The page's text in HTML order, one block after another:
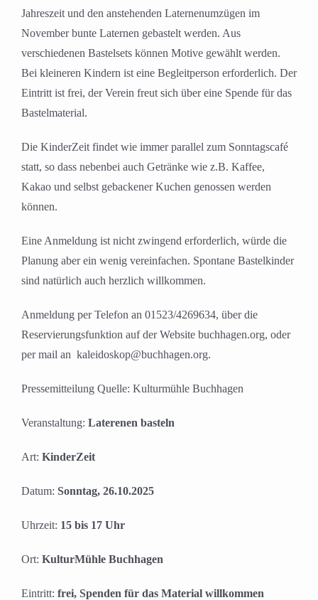
Jahreszeit und den anstehenden Laternenumzügen im
November bunte Laternen gebastelt werden. Aus
verschiedenen Bastelsets können Motive gewählt werden.
Bei kleineren Kindern ist eine Begleitperson erforderlich. Der
Eintritt ist frei, der Verein freut sich über eine Spende für das
Bastelmaterial.
Die KinderZeit findet wie immer parallel zum Sonntagscafé
statt, so dass nebenbei auch Getränke wie z.B. Kaffee,
Kakao und selbst gebackener Kuchen genossen werden
können.
Eine Anmeldung ist nicht zwingend erforderlich, würde die
Planung aber ein wenig vereinfachen. Spontane Bastelkinder
sind natürlich auch herzlich willkommen.
Anmeldung per Telefon an 01523/4269634, über die
Reservierungsfunktion auf der Website buchhagen.org, oder
per mail an kaleidoskop@buchhagen.org.
Pressemitteilung Quelle: Kulturmühle Buchhagen
Veranstaltung: Laterenen basteln
Art: KinderZeit
Datum: Sonntag, 26.10.2025
Uhrzeit: 15 bis 17 Uhr
Ort: KulturMühle Buchhagen
Eintritt: frei, Spenden für das Material willkommen